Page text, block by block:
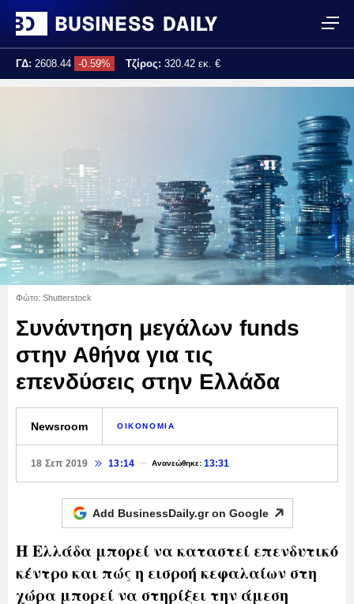
ΓΔ: 2608.44 -0.59% Τζίρος: 320.42 εκ. €
Φώτο: Shutterstock
Συνάντηση μεγάλων funds
στην Αθήνα για τις
επενδύσεις στην Ελλάδα
Newsroom ΟΙΚΟΝΟΜΙΑ
18 Σεπ 2019 13:14 Ανανεώθηκε: 13:31
Add BusinessDaily.gr on Google
Η Ελλάδα μπορεί να καταστεί επενδυτικό
κέντρο και πώς η εισροή κεφαλαίων στη
χώρα μπορεί να στηρίξει την άμεση